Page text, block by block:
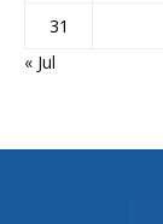
31
« Jul